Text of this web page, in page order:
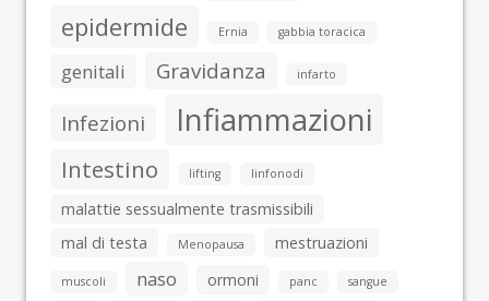
epidermide Ernia gabbia toracica
genitali Gravidanza infarto
Infezioni Infiammazioni
Intestino lifting linfonodi
malattie sessualmente trasmissibili
mal di testa
Menopausa mestruazioni
muscoli naso ormoni panc
sangue